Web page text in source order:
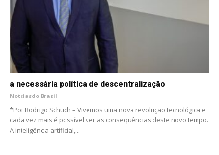
a necessária política de descentralização
Notciasdo Brasil
*Por Rodrigo Schuch – Vivemos uma nova revolução tecnológica e
cada vez mais é possível ver as consequências deste novo tempo.
A inteligência artificial,...